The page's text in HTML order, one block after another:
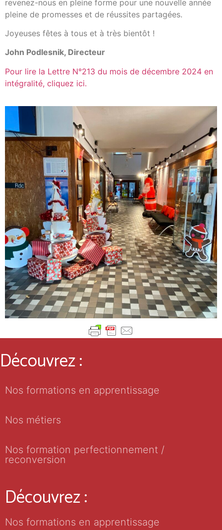
revenez-nous en pleine forme pour une nouvelle année
pleine de promesses et de réussites partagées.
Joyeuses fêtes à tous et à très bientôt !
John Podlesnik, Directeur
Pour lire la Lettre N°213 du mois de décembre 2024 en
intégralité, cliquez ici.
Découvrez :
Nos formations en apprentissage
Nos métiers
Nos formation perfectionnement /
reconversion
Découvrez :
Nos formations en apprentissage